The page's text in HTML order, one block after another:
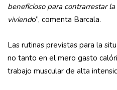
beneficioso para contrarrestar
viviendo”, comenta Barcala.
Las rutinas previstas para la
no tanto en el mero gasto
trabajo muscular de alta